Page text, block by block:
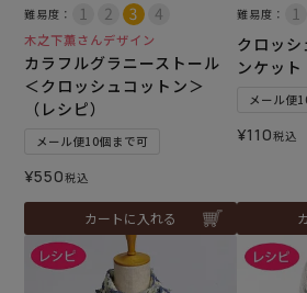
難易度：
木之下薫さんデザイン
カラフルグラニーストール
＜クロッシュコットン＞
（レシピ）
メール便10個まで可
¥550税込
カートに入れる
難易度：
クロッ
ンケット
メール便
¥110税込